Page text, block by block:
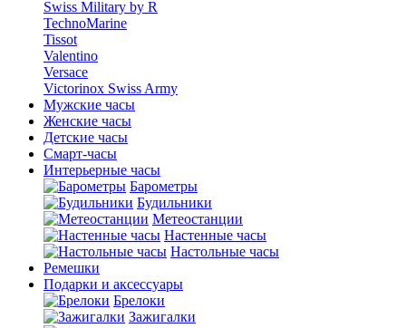
Swiss Military by R
TechnoMarine
Tissot
Valentino
Versace
Victorinox Swiss Army
Мужские часы
Женские часы
Детские часы
Смарт-часы
Интерьерные часы
Барометры
Будильники
Метеостанции
Настенные часы
Настольные часы
Ремешки
Подарки и аксессуары
Брелоки
Зажигалки